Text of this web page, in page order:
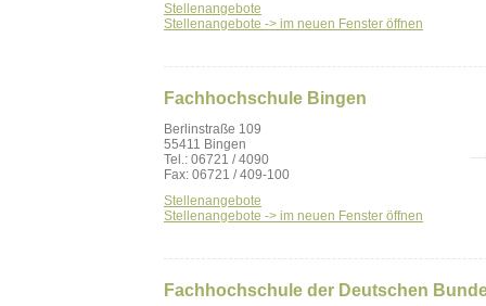
Stellenangebote
Stellenangebote -> im neuen Fenster öffnen
Fachhochschule Bingen
Berlinstraße 109
55411 Bingen
Tel.: 06721 / 4090
Fax: 06721 / 409-100
Stellenangebote
Stellenangebote -> im neuen Fenster öffnen
Fachhochschule der Deutschen